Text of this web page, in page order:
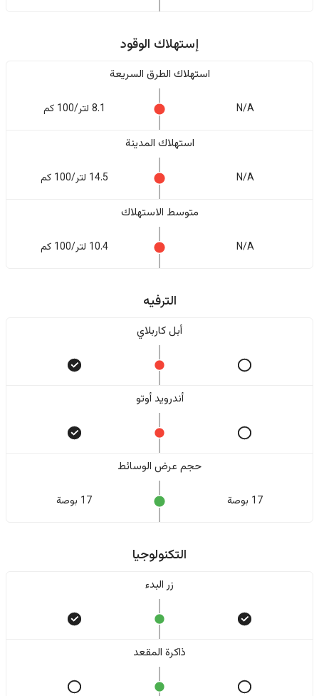
إستهلاك الوقود
استهلاك الطرق السريعة
N/A 8.1 لتر/100 كم
استهلاك المدينة
N/A 14.5 لتر/100 كم
متوسط الاستهلاك
N/A 10.4 لتر/100 كم
الترفيه
أبل كاربلاي
أندرويد أوتو
حجم عرض الوسائط
17 بوصة 17 بوصة
التكنولوجيا
زر البدء
ذاكرة المقعد